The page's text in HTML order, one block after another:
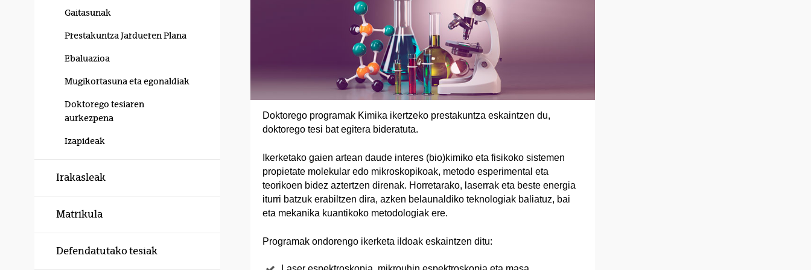
Gaitasunak
Prestakuntza Jardueren Plana
Ebaluazioa
Mugikortasuna eta egonaldiak
Doktorego tesiaren
aurkezpena
Izapideak
Irakasleak
Matrikula
Defendatutako tesiak
Doktorego programak Kimika ikertzeko prestakuntza eskaintzen du,
doktorego tesi bat egitera bideratuta.
Ikerketako gaien artean daude interes (bio)kimiko eta fisikoko sistemen
propietate molekular edo mikroskopikoak, metodo esperimental eta
teorikoen bidez aztertzen direnak. Horretarako, laserrak eta beste energia
iturri batzuk erabiltzen dira, azken belaunaldiko teknologiak baliatuz, bai
eta mekanika kuantikoko metodologiak ere.
Programak ondorengo ikerketa ildoak eskaintzen ditu: